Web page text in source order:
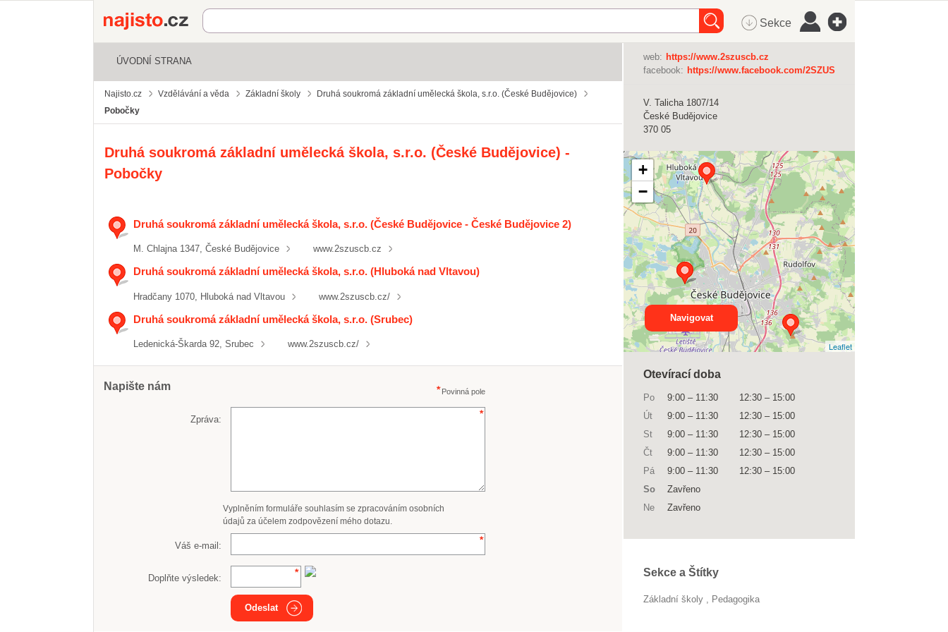
Najisto.cz Sekce
ÚVODNÍ STRANA
Najisto.cz Vzdělávání a věda Základní školy
Druhá soukromá základní umělecká škola, s.r.o. (České Budějovice)
Pobočky
Druhá soukromá základní umělecká škola, s.r.o. (České Budějovice) -
Pobočky
Druhá soukromá základní umělecká škola, s.r.o. (České Budějovice - České Budějovice 2)
M. Chlajna 1347, České Budějovice www.2szuscb.cz
Druhá soukromá základní umělecká škola, s.r.o. (Hluboká nad Vltavou)
Hradčany 1070, Hluboká nad Vltavou www.2szuscb.cz/
Druhá soukromá základní umělecká škola, s.r.o. (Srubec)
Ledenická-Škarda 92, Srubec www.2szuscb.cz/
Napište nám Povinná pole
Zpráva:
Vyplněním formuláře souhlasím se zpracováním osobních
údajů za účelem zodpovězení mého dotazu.
Váš e-mail:
Doplňte výsledek:
Odeslat
web: https://www.2szuscb.cz
facebook: https://www.facebook.com/2SZUS
V. Talicha 1807/14
České Budějovice
370 05
+
−
Leaflet
Navigovat
Otevírací doba
Po 9:00 – 11:30 12:30 – 15:00
Út
9:00 – 11:30 12:30 – 15:00
St
9:00 – 11:30 12:30 – 15:00
Čt
9:00 – 11:30 12:30 – 15:00
Pá
9:00 – 11:30 12:30 – 15:00
So
Zavřeno
Ne
Zavřeno
Sekce a Štítky
Základní školy Pedagogika